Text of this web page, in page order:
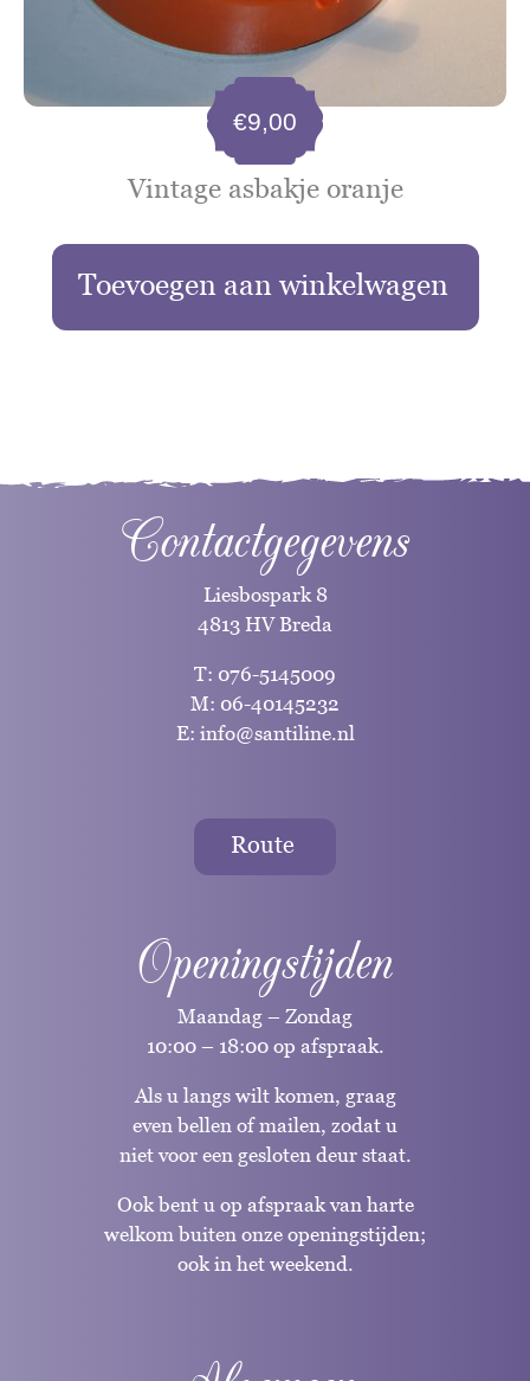
Vintage asbakje oranje
€9,00
Toevoegen aan winkelwagen
Contactgegevens
Liesbospark 8
4813 HV Breda
T: 076-5145009
M: 06-40145232
E: info@santiline.nl
Route
Openingstijden
Maandag – Zondag
10:00 – 18:00 op afspraak.
Als u langs wilt komen, graag
even bellen of mailen, zodat u
niet voor een gesloten deur staat.
Ook bent u op afspraak van harte
welkom buiten onze openingstijden;
ook in het weekend.